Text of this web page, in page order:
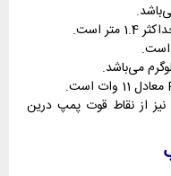
از نقاط قوت پمپ درین